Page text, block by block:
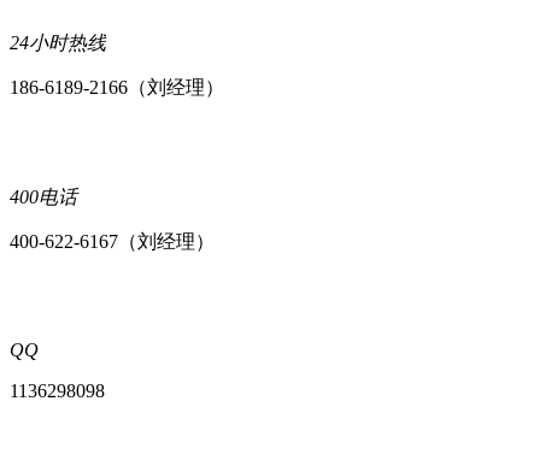
24小时热线
186-6189-2166（刘经理）
400电话
400-622-6167（刘经理）
QQ
1136298098